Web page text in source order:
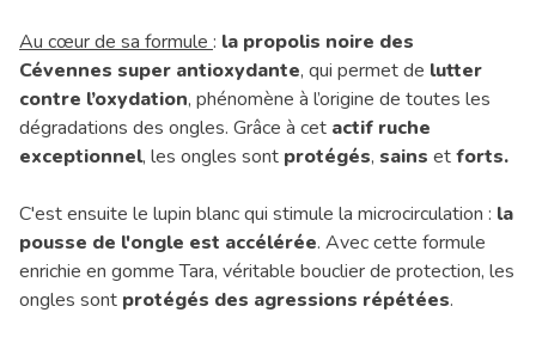
Au cœur de sa formule : la propolis noire des
Cévennes super antioxydante, qui permet de lutter
contre l’oxydation, phénomène à l’origine de toutes les
dégradations des ongles. Grâce à cet actif ruche
exceptionnel, les ongles sont protégés, sains etforts.
C'est ensuite le lupin blanc qui stimule la microcirculation : la
pousse de l'ongle est accélérée. Avec cette formule
enrichie en gomme Tara, véritable bouclier de protection, les
ongles sont protégés des agressions répétées.